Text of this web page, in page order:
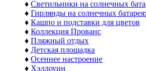
♦ Светильники на солнечных
♦ Гирлянды на солнечных
♦ Кашпо и подставки для цветов
♦ Коллекция Прованс
♦ Пляжный отдых
♦ Детская площадка
♦ Осеннее настроение
♦ Хэллоуин